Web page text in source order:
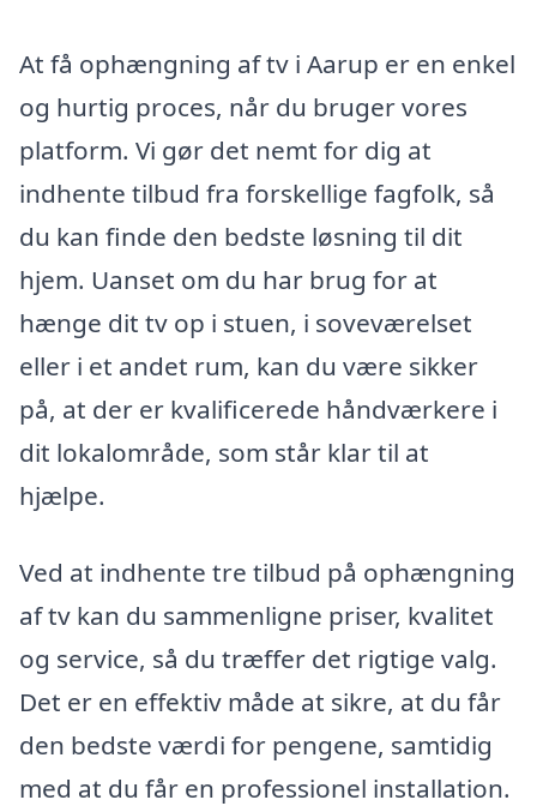
At få ophængning af tv i Aarup er en enkel
og hurtig proces, når du bruger vores
platform. Vi gør det nemt for dig at
indhente tilbud fra forskellige fagfolk, så
du kan finde den bedste løsning til dit
hjem. Uanset om du har brug for at
hænge dit tv op i stuen, i soveværelset
eller i et andet rum, kan du være sikker
på, at der er kvalificerede håndværkere i
dit lokalområde, som står klar til at
hjælpe.
Ved at indhente tre tilbud på ophængning
af tv kan du sammenligne priser, kvalitet
og service, så du træffer det rigtige valg.
Det er en effektiv måde at sikre, at du får
den bedste værdi for pengene, samtidig
med at du får en professionel installation.